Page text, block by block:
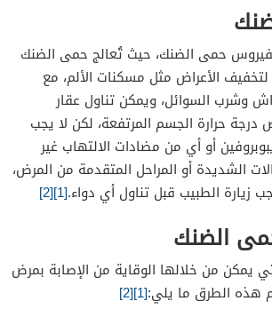
حمى الضنك، حيث تُعالج حمى الضنك
الأعراض مثل مسكنات الألم، مع
وشرب السوائل، ويمكن تناول عقار
درجة حرارة الجسم المرتفعة، لكن لا يجب
أو أي من مضادات الالتهاب غير
الشديدة أو المراحل المتقدمة من المرض،
زيارة الطبيب قبل تناول أي دواء.[1]
[2]
الضنك
يمكن من خلالها الوقاية من الإصابة بمرض
هذه الطرق ما يلي:[1]
[2]